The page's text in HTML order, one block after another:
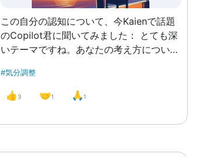
この自分の認知について、今Kaienで話題
のCopilot君に聞いてみました： とても深
いテーマですね。あなたの考え方につい
てみます。 メリット 1.自己認識の向上: 自
分の性格や行動を客観的に見つめること
#気分調整
👍 3 🤝1 🙏1